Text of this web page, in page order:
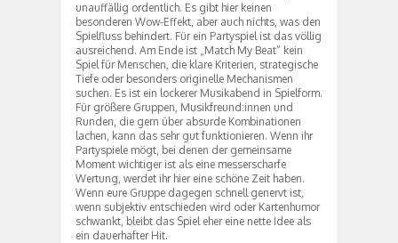
unauffällig ordentlich. Es gibt hier keinen
besonderen Wow-Effekt, aber auch nichts, was den
Spielfluss behindert. Für ein Partyspiel ist das völlig
ausreichend. Am Ende ist „Match My Beat“ kein
Spiel für Menschen, die klare Kriterien, strategische
Tiefe oder besonders originelle Mechanismen
suchen. Es ist ein lockerer Musikabend in Spielform.
Für größere Gruppen, Musikfreund:innen und
Runden, die gern über absurde Kombinationen
lachen, kann das sehr gut funktionieren. Wenn ihr
Partyspiele mögt, bei denen der gemeinsame
Moment wichtiger ist als eine messerscharfe
Wertung, werdet ihr hier eine schöne Zeit haben.
Wenn eure Gruppe dagegen schnell genervt ist,
wenn subjektiv entschieden wird oder Kartenhumor
schwankt, bleibt das Spiel eher eine nette Idee als
ein dauerhafter Hit.